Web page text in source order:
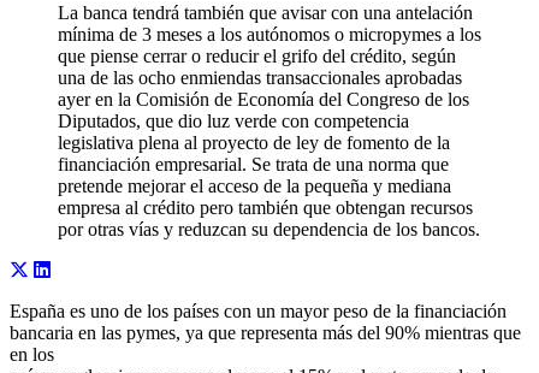
La banca tendrá también que avisar con una antelación
mínima de 3 meses a los autónomos o micropymes a los
que piense cerrar o reducir el grifo del crédito, según
una de las ocho enmiendas transaccionales aprobadas
ayer en la Comisión de Economía del Congreso de los
Diputados, que dio luz verde con competencia
legislativa plena al proyecto de ley de fomento de la
financiación empresarial. Se trata de una norma que
pretende mejorar el acceso de la pequeña y mediana
empresa al crédito pero también que obtengan recursos
por otras vías y reduzcan su dependencia de los bancos.
España es uno de los países con un mayor peso de la financiación
bancaria en las pymes, ya que representa más del 90% mientras que
en los